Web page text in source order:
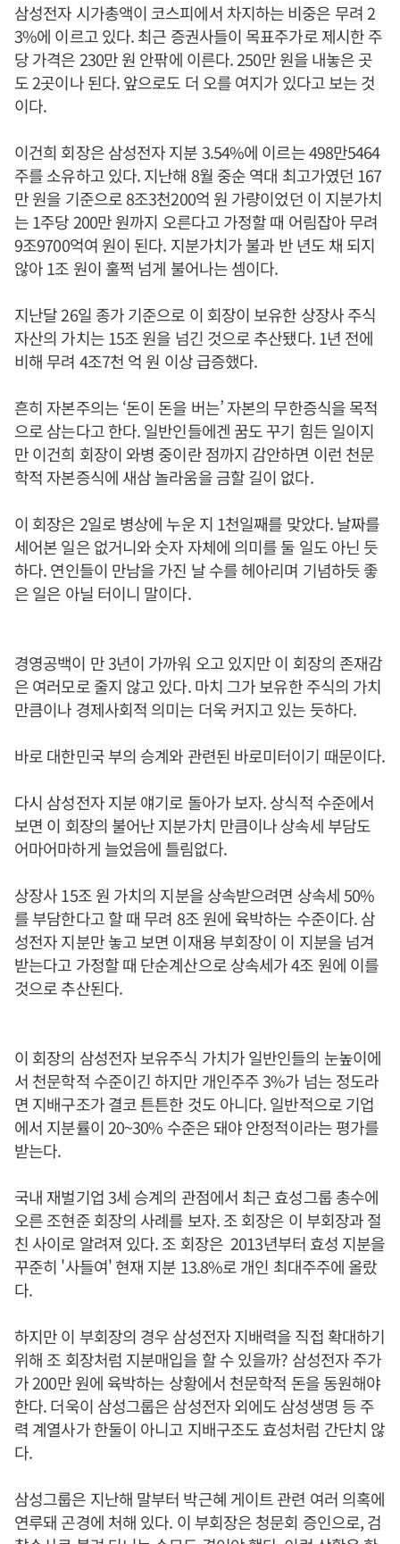
삼성전자 시가총액이 코스피에서 차지하는 비중은 무려 2
3%에 이르고 있다. 최근 증권사들이 목표주가로 제시한 주
당 가격은 230만 원 안팎에 이른다. 250만 원을 내놓은 곳
도 2곳이나 된다. 앞으로도 더 오를 여지가 있다고 보는 것
이다.
이건희 회장은 삼성전자 지분 3.54%에 이르는 498만5464
주를 소유하고 있다. 지난해 8월 중순 역대 최고가였던 167
만 원을 기준으로 8조3천200억 원 가량이었던 이 지분가치
는 1주당 200만 원까지 오른다고 가정할 때 어림잡아 무려
9조9700억여 원이 된다. 지분가치가 불과 반 년도 채 되지
않아 1조 원이 훌쩍 넘게 불어나는 셈이다.
지난달 26일 종가 기준으로 이 회장이 보유한 상장사 주식
자산의 가치는 15조 원을 넘긴 것으로 추산됐다. 1년 전에
비해 무려 4조7천 억 원 이상 급증했다.
흔히 자본주의는 ‘돈이 돈을 버는’ 자본의 무한증식을 목적
으로 삼는다고 한다. 일반인들에겐 꿈도 꾸기 힘든 일이지
만 이건희 회장이 와병 중이란 점까지 감안하면 이런 천문
학적 자본증식에 새삼 놀라움을 금할 길이 없다.
이 회장은 2일로 병상에 누운 지 1천일째를 맞았다. 날짜를
세어본 일은 없거니와 숫자 자체에 의미를 둘 일도 아닌 듯
하다. 연인들이 만남을 가진 날 수를 헤아리며 기념하듯 좋
은 일은 아닐 터이니 말이다.
경영공백이 만 3년이 가까워 오고 있지만 이 회장의 존재감
은 여러모로 줄지 않고 있다. 마치 그가 보유한 주식의 가치
만큼이나 경제사회적 의미는 더욱 커지고 있는 듯하다.
바로 대한민국 부의 승계와 관련된 바로미터이기 때문이다.
다시 삼성전자 지분 얘기로 돌아가 보자. 상식적 수준에서
보면 이 회장의 불어난 지분가치 만큼이나 상속세 부담도
어마어마하게 늘었음에 틀림없다.
상장사 15조 원 가치의 지분을 상속받으려면 상속세 50%
를 부담한다고 할 때 무려 8조 원에 육박하는 수준이다. 삼
성전자 지분만 놓고 보면 이재용 부회장이 이 지분을 넘겨
받는다고 가정할 때 단순계산으로 상속세가 4조 원에 이를
것으로 추산된다.
이 회장의 삼성전자 보유주식 가치가 일반인들의 눈높이에
서 천문학적 수준이긴 하지만 개인주주 3%가 넘는 정도라
면 지배구조가 결코 튼튼한 것도 아니다. 일반적으로 기업
에서 지분률이 20~30% 수준은 돼야 안정적이라는 평가를
받는다.
국내 재벌기업 3세 승계의 관점에서 최근 효성그룹 총수에
오른 조현준 회장의 사례를 보자. 조 회장은 이 부회장과 절
친 사이로 알려져 있다. 조 회장은 2013년부터 효성 지분을
꾸준히 '사들여' 현재 지분 13.8%로 개인 최대주주에 올랐
다.
하지만 이 부회장의 경우 삼성전자 지배력을 직접 확대하기
위해 조 회장처럼 지분매입을 할 수 있을까? 삼성전자 주가
가 200만 원에 육박하는 상황에서 천문학적 돈을 동원해야
한다. 더욱이 삼성그룹은 삼성전자 외에도 삼성생명 등 주
력 계열사가 한둘이 아니고 지배구조도 효성처럼 간단치 않
다.
삼성그룹은 지난해 말부터 박근혜 게이트 관련 여러 의혹에
연루돼 곤경에 처해 있다. 이 부회장은 청문회 증인으로, 검